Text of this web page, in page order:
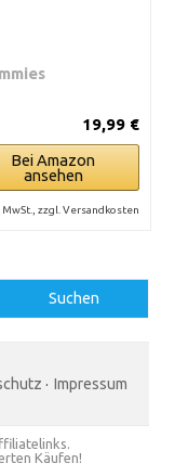
19,99 €
Bei Amazon
ansehen
MwSt., zzgl. Versandkosten
Suchen
· Impressum
Käufen!